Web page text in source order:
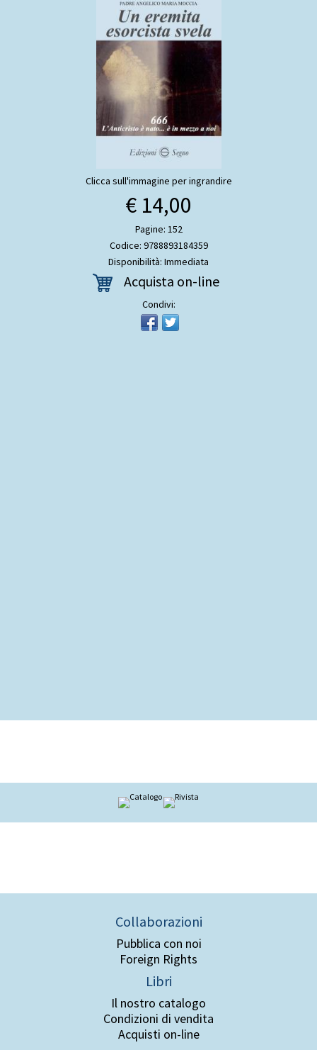
Clicca sull'immagine per ingrandire
€ 14,00
Pagine: 152
Codice: 9788893184359
Disponibilità: Immediata
Acquista on-line
Condivi:
Collaborazioni
Pubblica con noi
Foreign Rights
Libri
Il nostro catalogo
Condizioni di vendita
Acquisti on-line